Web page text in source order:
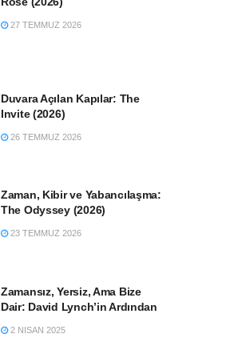
27 TEMMUZ 2026
Duvara Açılan Kapılar: The
Invite (2026)
26 TEMMUZ 2026
Zaman, Kibir ve Yabancılaşma:
The Odyssey (2026)
23 TEMMUZ 2026
Zamansız, Yersiz, Ama Bize
Dair: David Lynch’in Ardından
2 NISAN 2025